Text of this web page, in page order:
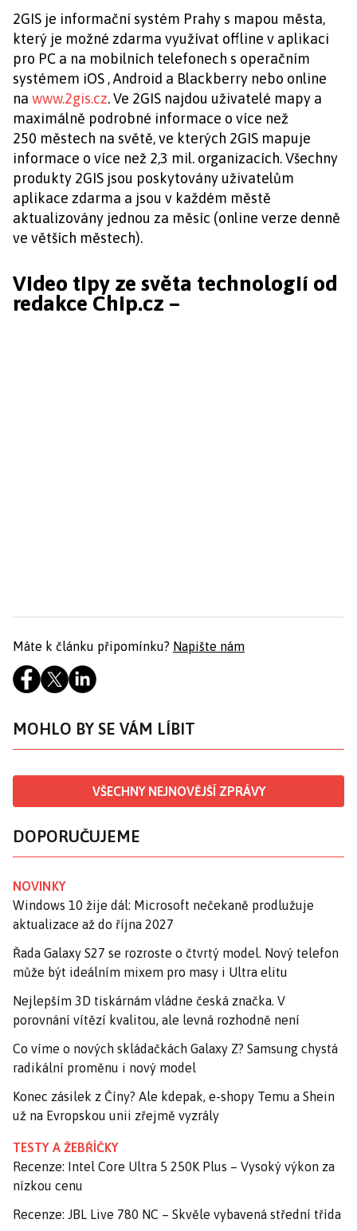
2GIS je informační systém Prahy s mapou města,
který je možné zdarma využívat offline v aplikaci
pro PC a na mobilních telefonech s operačním
systémem iOS , Android a Blackberry nebo online
na www.2gis.cz. Ve 2GIS najdou uživatelé mapy a
maximálně podrobné informace o více než
250 městech na světě, ve kterých 2GIS mapuje
informace o více než 2,3 mil. organizacích. Všechny
produkty 2GIS jsou poskytovány uživatelům
aplikace zdarma a jsou v každém městě
aktualizovány jednou za měsíc (online verze denně
ve větších městech).
Video tipy ze světa technologií od
redakce Chip.cz –
Máte k článku připomínku? Napište nám
MOHLO BY SE VÁM LÍBIT
VŠECHNY NEJNOVĚJŠÍ ZPRÁVY
DOPORUČUJEME
NOVINKY
Windows 10 žije dál: Microsoft nečekaně prodlužuje
aktualizace až do října 2027
Řada Galaxy S27 se rozroste o čtvrtý model. Nový telefon
může být ideálním mixem pro masy i Ultra elitu
Nejlepším 3D tiskárnám vládne česká značka. V
porovnání vítězí kvalitou, ale levná rozhodně není
Co víme o nových skládačkách Galaxy Z? Samsung chystá
radikální proměnu i nový model
Konec zásilek z Číny? Ale kdepak, e-shopy Temu a Shein
už na Evropskou unii zřejmě vyzrály
TESTY A ŽEBŘÍČKY
Recenze: Intel Core Ultra 5 250K Plus – Vysoký výkon za
nízkou cenu
Recenze: JBL Live 780 NC – Skvěle vybavená střední třída